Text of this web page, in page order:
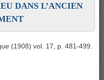
DANS L’ANCIEN
(1908) vol. 17, p. 481-499.